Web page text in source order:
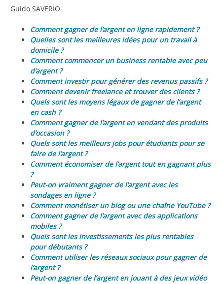
Guido SAVERIO
Comment gagner de l’argent en ligne rapidement ?
Quelles sont les meilleures idées pour un travail à
domicile ?
Comment commencer un business rentable avec peu
d’argent ?
Comment investir pour générer des revenus passifs ?
Comment devenir freelance et trouver des clients ?
Quels sont les moyens légaux de gagner de l’argent
en cash ?
Comment gagner de l’argent en vendant des produits
d’occasion ?
Quels sont les meilleurs jobs pour étudiants pour se
faire de l’argent ?
Comment économiser de l’argent tout en gagnant plus
?
Peut-on vraiment gagner de l’argent avec les
sondages en ligne ?
Comment monétiser un blog ou une chaîne YouTube ?
Comment gagner de l’argent avec des applications
mobiles ?
Quels sont les investissements les plus rentables
pour débutants ?
Comment utiliser les réseaux sociaux pour gagner de
l’argent ?
Peut-on gagner de l’argent en jouant à des jeux vidéo